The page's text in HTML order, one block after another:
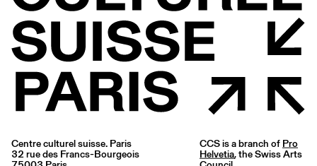
Centre culturel suisse. Paris
32 rue des Francs-Bourgeois
CCS is a branch of Pro
Helvetia, the Swiss Arts